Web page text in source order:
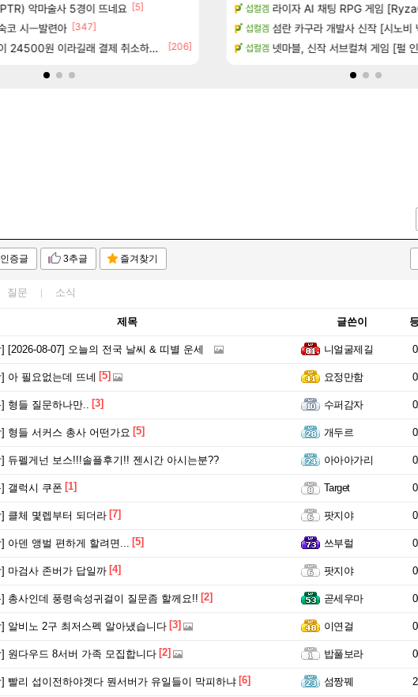
악마술사 5경이 뜨네요 [5]
코 시ㅡ발련아 [347]
24500원 이라길래 결제 취소하고 나왔다 [206]
메이플 게이머라면 필수로 알아야 할 것
로아 100:8 보다 효율이 좋은 상향된 아제
메이플 우리 나라의 주적은?? [137]
저 보내서 기습하는 법
크드 1.06 패치노트 (8/5)
오브 리인카네이션 정보/공략글 모음
섭컬겜 라이자 AI 채팅 RPG 게임
섭컬겜 섬란 카구라 개발사 신작 [시노비 넥서
섭컬겜 넷마블, 신작 서브컬쳐 게임 [펄 인 블루
인증글 3추글 즐겨찾기
질문 소식
제목 글쓴이
[2026-08-07] 오늘의 전국 날씨 & 띠별 운세 니얼굴제길
아 필요없는데 뜨네 [5] 요정만함
형들 질문하나만.. [3] 수퍼감자
형들 서커스 총사 어떤가요 [5] 개두르
듀펠게넌 보스!!!솔플후기!! 젠시간 아시는분?? 아아아가리
갤럭시 쿠폰 [1] Target
클체 몇렙부터 되더라 [7] 팟지야
아덴 앵벌 편하게 할려면... [5] 쓰부럴
마검사 존버가 답일까 [4] 팟지야
총사인데 풍령속성귀걸이 질문좀 할께요!! [2] 곧세우마
알비노 2구 최저스펙 알아냈습니다 [3] 이연걸
원다우드 8서버 가족 모집합니다 [2] 밥풀보라
빨리 섭이전하야겟다 뭔서버가 유일들이 막피하냐 [6] 섬짱꿰